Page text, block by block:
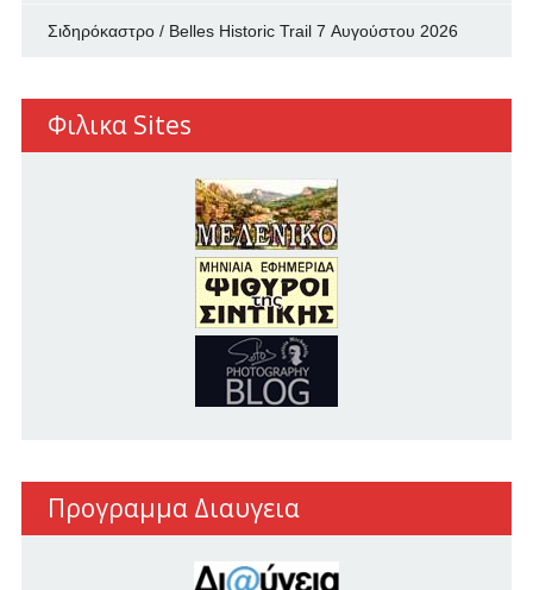
Σιδηρόκαστρο / Belles Historic Trail 7 Αυγούστου 2026
Φιλικα Sites
Προγραμμα Διαυγεια